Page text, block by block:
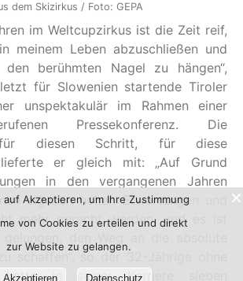
dem Skizirkus / Foto: GEPA
im Weltcupzirkus ist die Zeit reif,
meinem Leben abzuschließen und
berühmten Nagel zu hängen“,
für Slowenien startende Tiroler
unspektakulär im Rahmen einer
Pressekonferenz. Die
für diesen Schritt, für diese
lieferte er gleich mit: „Auf Grund
in den vergangenen Jahren
eigenen hohen Erwartungen und
mehr gerecht werden, und es ist
schaffen“, so der 32-Jährige ohne
hatte in seiner Karriere sieben
auf Akzeptieren, um Ihre Zustimmung
von Cookies zu erteilen und direkt
zur Website zu gelangen.
Akzeptieren Datenschutz